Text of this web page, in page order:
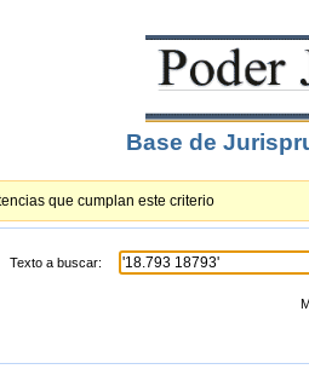
Base de
que cumplan este criterio
Texto a buscar: